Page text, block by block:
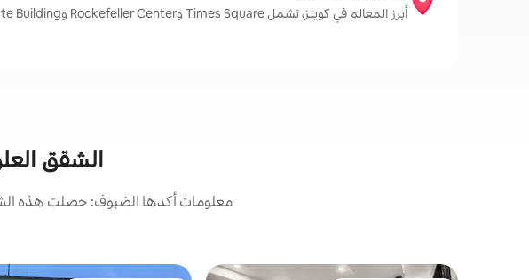
أبرز المعالم في كوينز، تشمل Times Square وRockefeller Center وEmpire State Building
الشقق
معلومات أكدها الضيوف: حصلت هذه